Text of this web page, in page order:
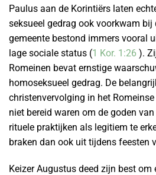
Paulus aan de Korintiërs laten
seksueel gedrag ook voorkwam bij
gemeente bestond immers vooral
lage sociale status (1 Kor. 1:26 ).
Romeinen bevat ernstige
homoseksueel gedrag. De
christenvervolging in het
niet bereid waren om de goden
rituele praktijken als legitiem te
braken dan ook uit tijdens feesten
Keizer Augustus deed zijn best